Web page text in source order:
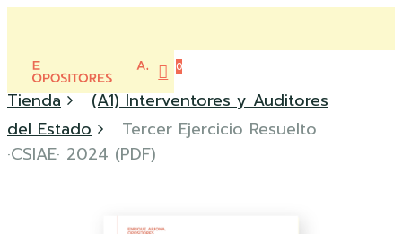
main
content
account
0
Menu
Tienda
(A1) Interventores y Auditores
del Estado
Tercer Ejercicio Resuelto
·CSIAE· 2024 (PDF)
Close